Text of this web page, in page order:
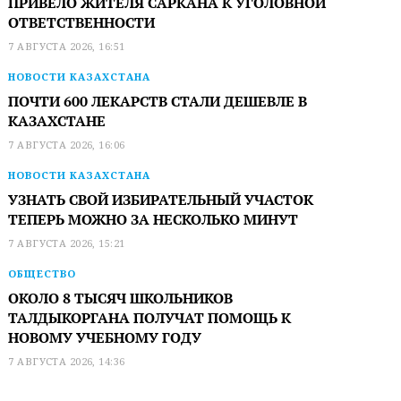
ОТВЕТСТВЕННОСТИ
7 АВГУСТА 2026, 16:51
НОВОСТИ КАЗАХСТАНА
ПОЧТИ 600 ЛЕКАРСТВ СТАЛИ ДЕШЕВЛЕ В
КАЗАХСТАНЕ
7 АВГУСТА 2026, 16:06
НОВОСТИ КАЗАХСТАНА
УЗНАТЬ СВОЙ ИЗБИРАТЕЛЬНЫЙ УЧАСТОК
ТЕПЕРЬ МОЖНО ЗА НЕСКОЛЬКО МИНУТ
7 АВГУСТА 2026, 15:21
ОБЩЕСТВО
ОКОЛО 8 ТЫСЯЧ ШКОЛЬНИКОВ
ТАЛДЫКОРГАНА ПОЛУЧАТ ПОМОЩЬ К
НОВОМУ УЧЕБНОМУ ГОДУ
7 АВГУСТА 2026, 14:36